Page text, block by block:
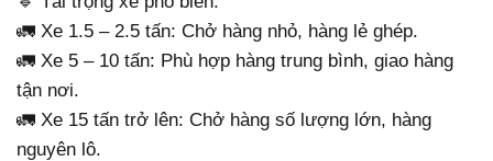
🚛 Xe 1.5 – 2.5 tấn: Chở hàng nhỏ, hàng lẻ ghép.
🚛 Xe 5 – 10 tấn: Phù hợp hàng trung bình, giao hàng
tận nơi.
🚛 Xe 15 tấn trở lên: Chở hàng số lượng lớn, hàng
nguyên lô.